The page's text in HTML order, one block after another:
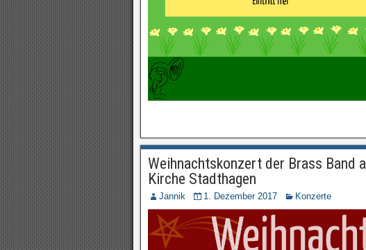
Weihnachtskonzert der Brass
Kirche Stadthagen
Jannik 1. Dezember 2017 Konzerte